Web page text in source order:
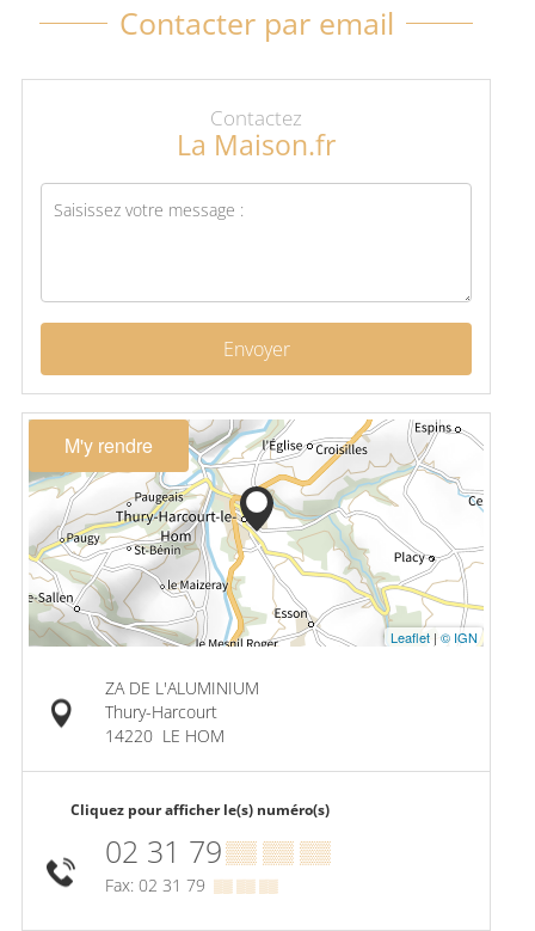
Contacter par email
Contactez
La Maison.fr
Envoyer
M'y rendre
Leaflet |© IGN
ZA DE L'ALUMINIUM
Thury-Harcourt
14220 LE HOM
Cliquez pour afficher le(s) numéro(s)
02 31 79▒▒ ▒▒ ▒▒
Fax: 02 31 79 ▒▒ ▒▒ ▒▒